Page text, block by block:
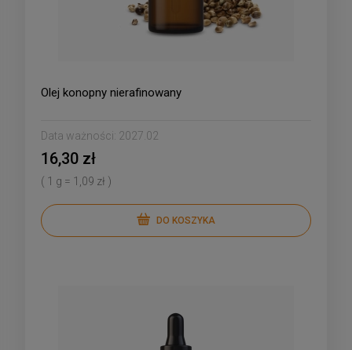
Olej konopny nierafinowany
Data ważności: 2027.02
16,30 zł
( 1 g = 1,09 zł )
DO KOSZYKA